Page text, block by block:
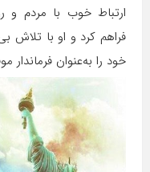
ارتباط خوب با مردم و
فراهم کرد و او با تلاش
خود را به‌عنوان